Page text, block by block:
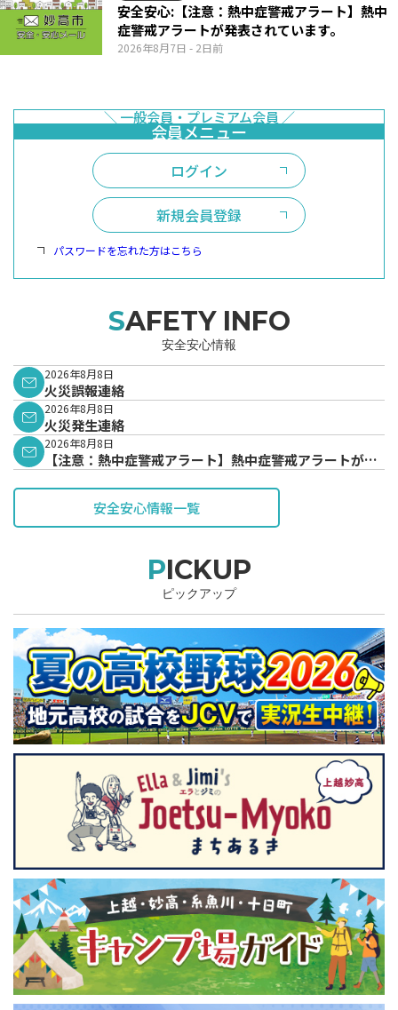
2026年8月7日 - 2日前
安全安心:【注意：熱中症警戒アラート】熱中
症警戒アラートが発表されています。
ログイン
新規会員登録
パスワードを忘れた方はこちら
SAFETY INFO
安全安心情報
2026年8月8日
火災誤報連絡
2026年8月8日
火災発生連絡
2026年8月8日
【注意：熱中症警戒アラート】熱中症警戒アラートが発
安全安心情報一覧
PICKUP
ピックアップ